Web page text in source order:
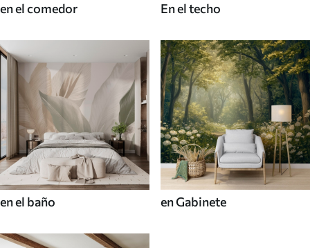
en el comedor En el techo
en el baño en Gabinete